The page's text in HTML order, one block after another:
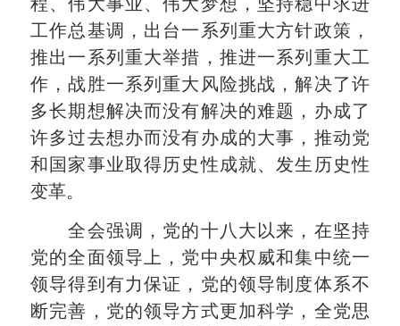
工作总基调，出台一系列重大方针政策，
推出一系列重大举措，推进一系列重大工
作，战胜一系列重大风险挑战，解决了许
多长期想解决而没有解决的难题，办成了
许多过去想办而没有办成的大事，推动党
和国家事业取得历史性成就、发生历史性
变革。
全会强调，党的十八大以来，在坚持
党的全面领导上，党中央权威和集中统一
领导得到有力保证，党的领导制度体系不
断完善，党的领导方式更加科学，全党思